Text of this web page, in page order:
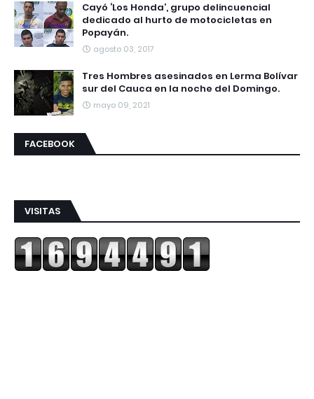
Cayó ‘Los Honda’, grupo delincuencial
dedicado al hurto de motocicletas en
Popayán.
agosto 03, 2017
Tres Hombres asesinados en Lerma Bolívar
sur del Cauca en la noche del Domingo.
mayo 09, 2021
FACEBOOK
VISITAS